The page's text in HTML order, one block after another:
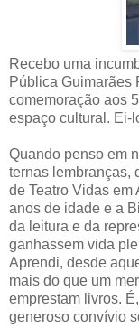
Recebo uma
Pública Guimarães
comemoração aos
espaço cultural. Ei-
Quando penso em
ternas lembranças,
de Teatro Vidas em
anos de idade e a
da leitura e da
ganhassem vida
Aprendi, desde
mais do que um
emprestam livros.
generoso convívio